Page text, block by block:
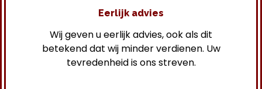
Eerlijk advies
Wij geven u eerlijk advies, ook als dit
betekend dat wij minder verdienen. Uw
tevredenheid is ons streven.